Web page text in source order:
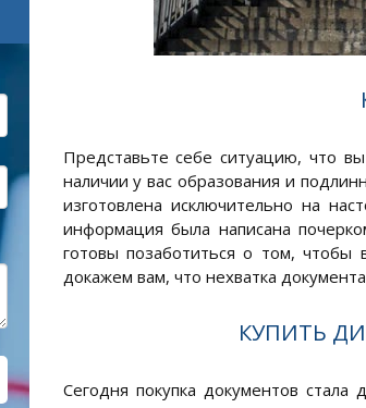
Представьте себе ситуацию, что
наличии у вас образования и
изготовлена исключительно на
информация была написана
готовы позаботиться о том, чтобы
докажем вам, что нехватка
КУПИТЬ
Сегодня покупка документов